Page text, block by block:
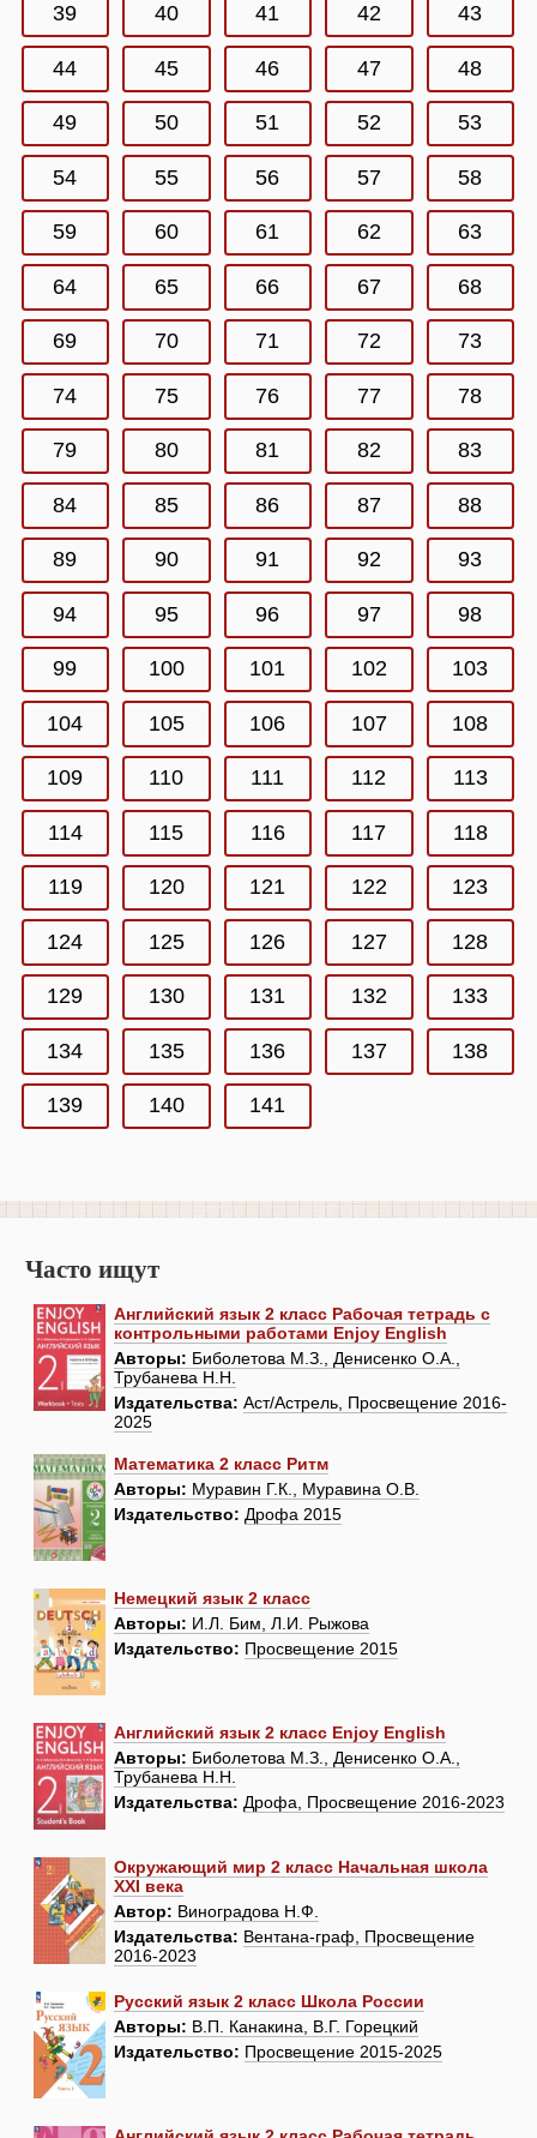
39 40 41 42 43
44 45 46 47 48
49 50 51 52 53
54 55 56 57 58
59 60 61 62 63
64 65 66 67 68
69 70 71 72 73
74 75 76 77 78
79 80 81 82 83
84 85 86 87 88
89 90 91 92 93
94 95 96 97 98
99 100 101 102 103
104 105 106 107 108
109 110 111 112 113
114 115 116 117 118
119 120 121 122 123
124 125 126 127 128
129 130 131 132 133
134 135 136 137 138
139 140 141
Часто ищут
Английский язык 2 класс Рабочая тетрадь с
контрольными работами Enjoy English
Авторы: Биболетова М.З., Денисенко О.А.,
Трубанева Н.Н.
Издательства: Аст/Астрель, Просвещение 2016-
2025
Математика 2 класс Ритм
Авторы: Муравин Г.К., Муравина О.В.
Издательство: Дрофа 2015
Немецкий язык 2 класс
Авторы: И.Л. Бим, Л.И. Рыжова
Издательство: Просвещение 2015
Английский язык 2 класс Enjoy English
Авторы: Биболетова М.З., Денисенко О.А.,
Трубанева Н.Н.
Издательства: Дрофа, Просвещение 2016-2023
Окружающий мир 2 класс Начальная школа
XXI века
Автор: Виноградова Н.Ф.
Издательства: Вентана-граф, Просвещение
2016-2023
Русский язык 2 класс Школа России
Авторы: В.П. Канакина, В.Г. Горецкий
Издательство: Просвещение 2015-2025